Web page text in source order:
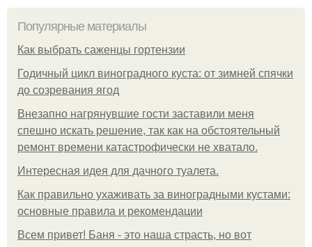
Популярные материалы
Как выбрать саженцы гортензии
Годичный цикл виноградного куста: от зимней спячки
до созревания ягод
Внезапно нагрянувшие гости заставили меня
спешно искать решение, так как на обстоятельный
ремонт времени катастрофически не хватало.
Интересная идея для дачного туалета.
Как правильно ухаживать за виноградными кустами:
основные правила и рекомендации
Всем привет! Баня - это наша страсть, но вот